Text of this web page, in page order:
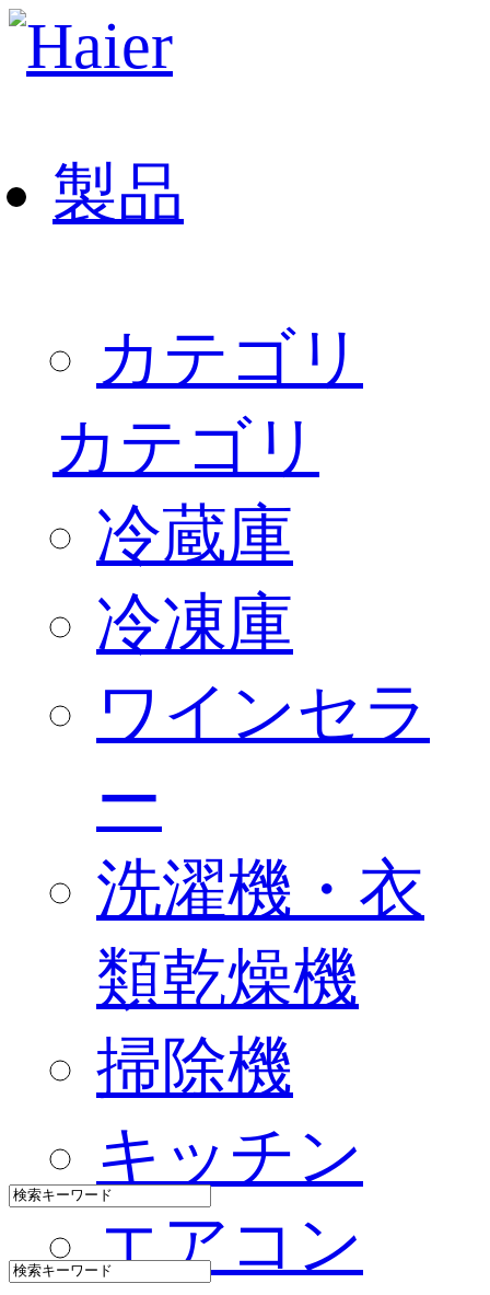
製品
カテゴリ
カテゴリ
冷蔵庫
冷凍庫
ワインセラ
ー
洗濯機・衣
類乾燥機
掃除機
キッチン
エアコン